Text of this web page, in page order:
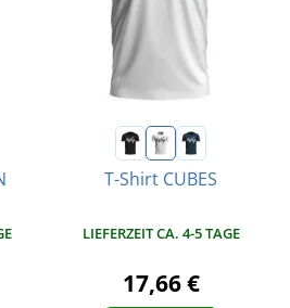
T-Shirt CUBES
LIEFERZEIT CA. 4-5 TAGE
17,66 €